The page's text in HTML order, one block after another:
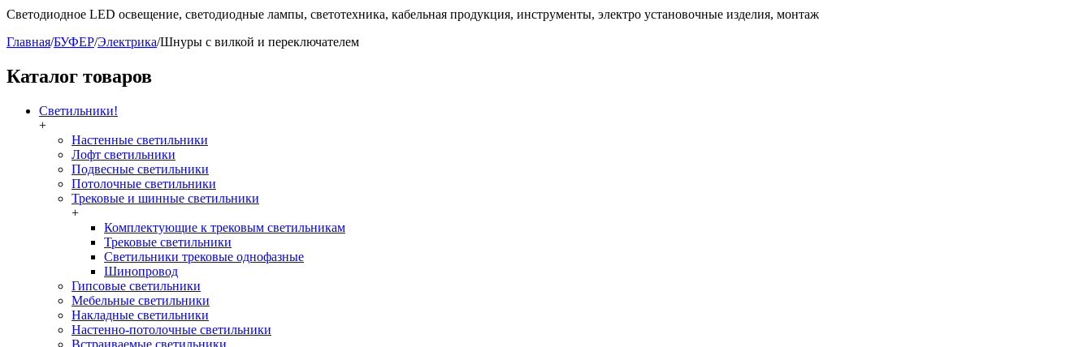
Светодиодное LED освещение, светодиодные лампы, светотехника, кабельная продукция, инструменты, электро установочные изделия, монтаж
Главная/БУФЕР/Электрика/Шнуры с вилкой и переключателем
Каталог товаров
Светильники!
+
Настенные светильники
Лофт светильники
Подвесные светильники
Потолочные светильники
Трековые и шинные светильники
+
Комплектующие к трековым светильникам
Трековые светильники
Светильники трековые однофазные
Шинопровод
Гипсовые светильники
Мебельные светильники
Накладные светильники
Настенно-потолочные светильники
Встраиваемые светильники